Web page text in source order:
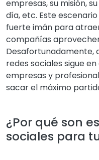
empresas, su misión,
día, etc. Este
fuerte imán para
compañías
Desafortunadamente,
redes sociales sigue
empresas y
sacar el máximo
¿Por qué son
sociales para